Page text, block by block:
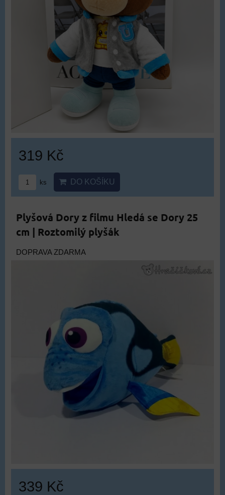
319 Kč
ks DO KOŠÍKU
Plyšová Dory z filmu Hledá se Dory 25
cm | Roztomilý plyšák
DOPRAVA ZDARMA
339 Kč